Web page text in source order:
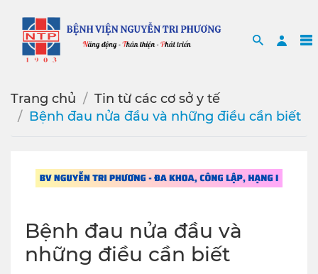
Search
Trang chủ
Tin từ các cơ sở y tế
Bệnh đau nửa đầu và những điều cần biết
Bệnh đau nửa đầu và
những điều cần biết